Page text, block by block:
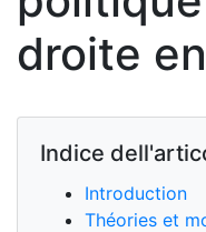
droite
Indice
Introduction
Théories et